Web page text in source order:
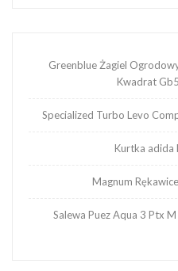
Greenblue Żagiel
Kwadrat
Specialized Turbo Levo
Kurtka adida
Magnum
Salewa Puez Aqua 3 Ptx